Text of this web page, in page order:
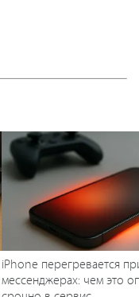
iPhone перегревается
мессенджерах: чем это